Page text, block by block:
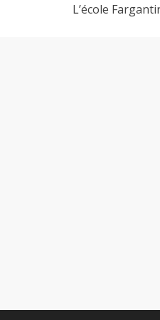
L’école